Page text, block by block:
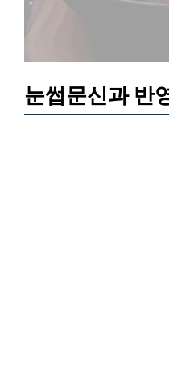
눈썹문신과 반